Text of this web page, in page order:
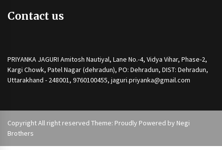
Contact us
PRIYANKA JAGURI Amitosh Nautiyal, Lane No.-4, Vidya Vihar, Phase-2,
Kargi Chowk, Patel Nagar (dehradun), PO: Dehradun, DIST: Dehradun,
Uttarakhand - 248001, 9760100455, jaguri.priyanka@gmail.com
Copyright All right reserved Theme: Proudly Powered by Negi
Brothers